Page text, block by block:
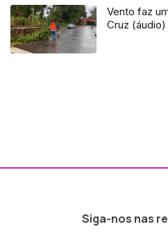
Vento faz
Cruz (áudio)
Siga-nos nas